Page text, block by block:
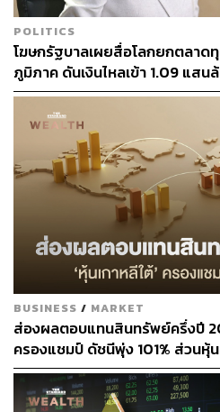
POLITICS
โฆษกรัฐบาลเผยสื่อโลกยกตลาด
ภูมิภาค ดันเงินไหลเข้า 1.09 แสน
นโยบายชัด
BUSINESS / MARKET
ส่องผลตอบแทนสินทรัพย์ครึ่งปี
ครองแชมป์ ดัชนีพุ่ง 101% ส่วนหุ้
ติดลบ 35%